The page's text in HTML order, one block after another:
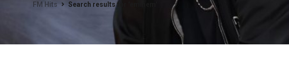
FM Hits Search results for 'eminem'